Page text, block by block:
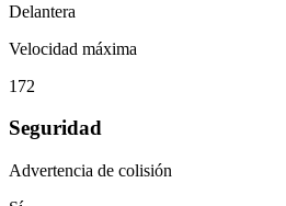
Delantera
Velocidad máxima
172
Seguridad
Advertencia de colisión